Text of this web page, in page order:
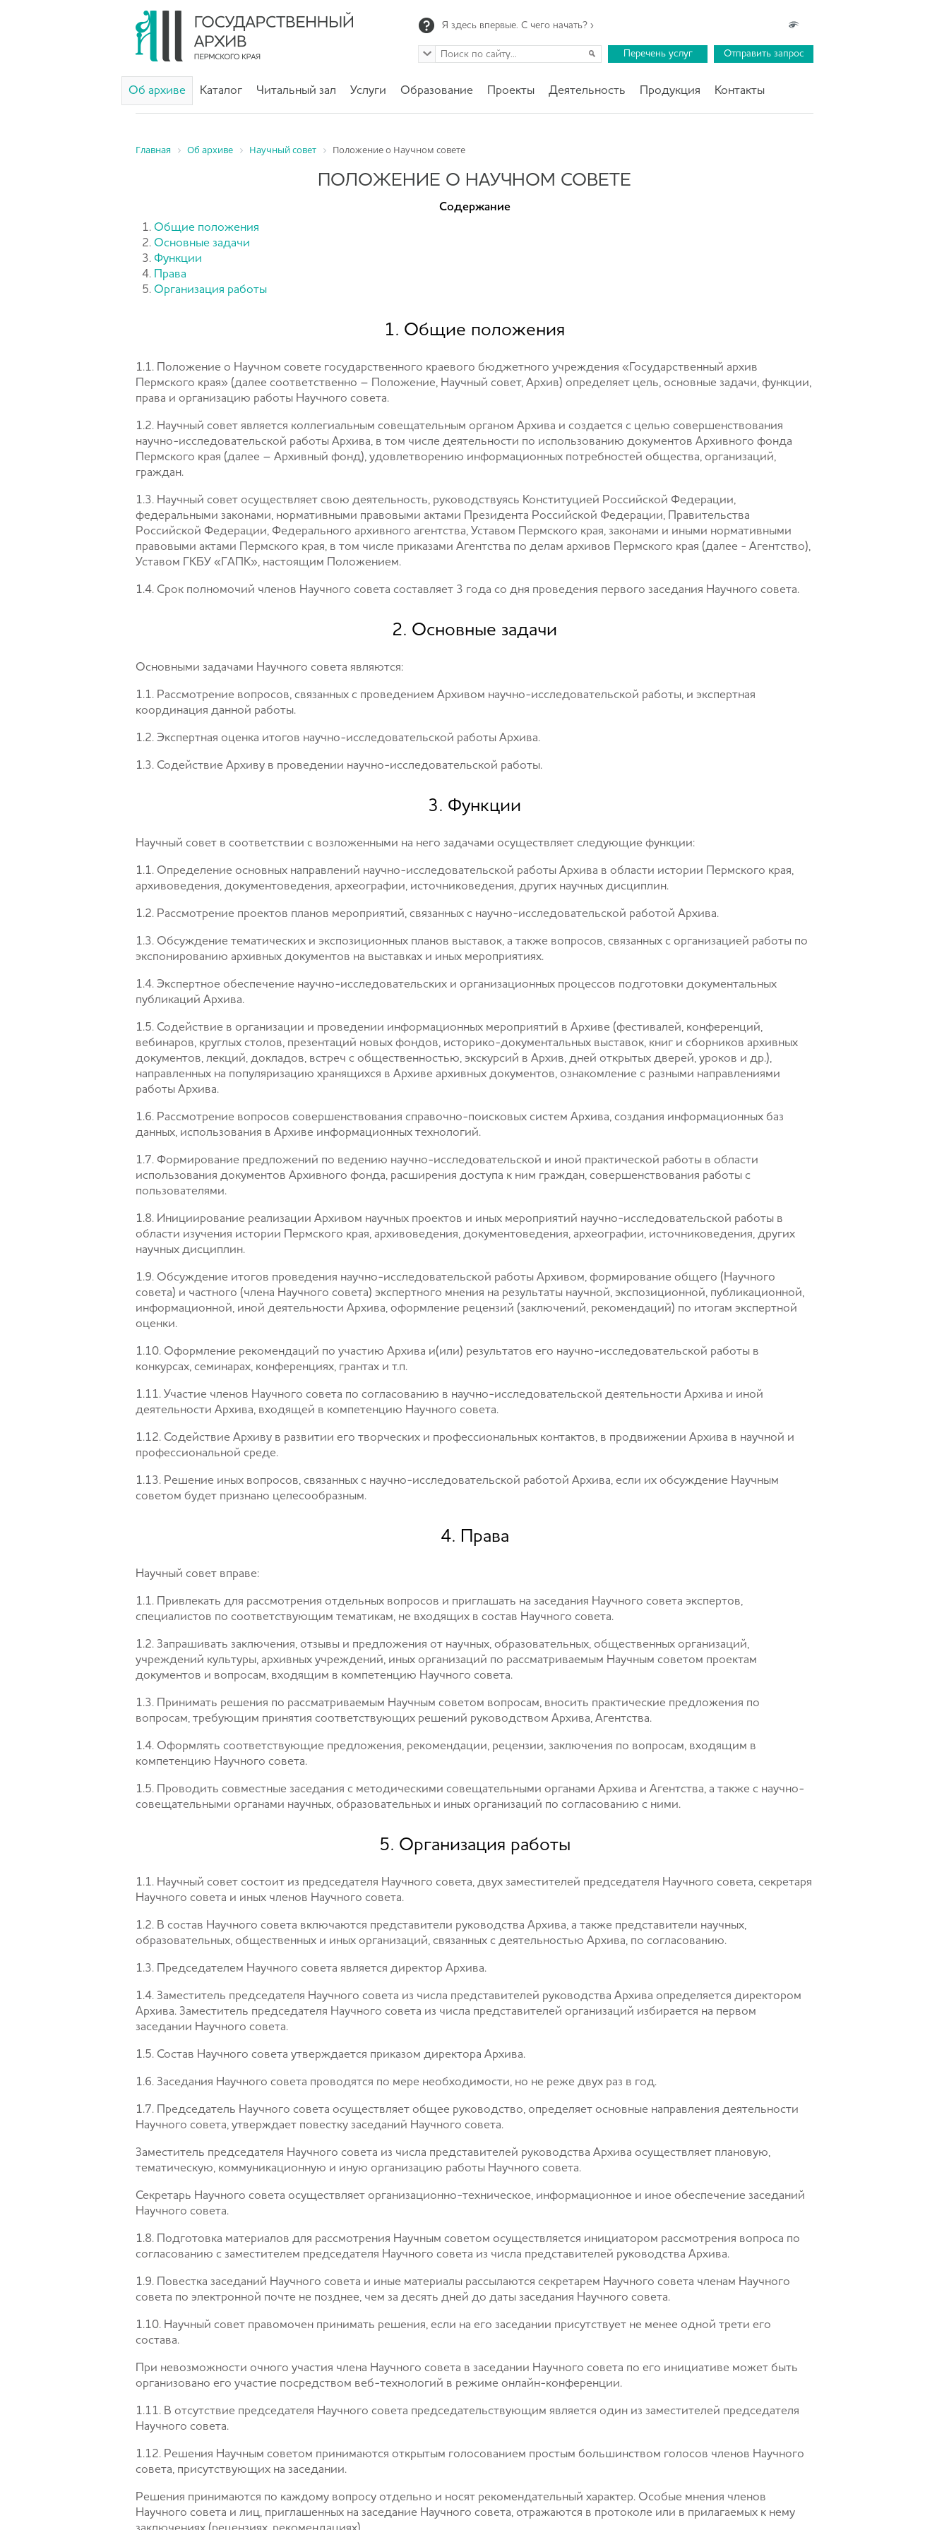
Я здесь впервые. С чего начать? ›
Перечень услуг Отправить запрос
Об архиве Каталог Читальный зал Услуги Образование Проекты Деятельность Продукция Контакты
Главная Об архиве Научный совет Положение о Научном совете
ПОЛОЖЕНИЕ О НАУЧНОМ СОВЕТЕ
Содержание
Общие положения
Основные задачи
Функции
Права
Организация работы
1. Общие положения
1.1. Положение о Научном совете государственного краевого бюджетного учреждения «Государственный архив
Пермского края» (далее соответственно – Положение, Научный совет, Архив) определяет цель, основные задачи, функции,
права и организацию работы Научного совета.
1.2. Научный совет является коллегиальным совещательным органом Архива и создается с целью совершенствования
научно-исследовательской работы Архива, в том числе деятельности по использованию документов Архивного фонда
Пермского края (далее – Архивный фонд), удовлетворению информационных потребностей общества, организаций,
граждан.
1.3. Научный совет осуществляет свою деятельность, руководствуясь Конституцией Российской Федерации,
федеральными законами, нормативными правовыми актами Президента Российской Федерации, Правительства
Российской Федерации, Федерального архивного агентства, Уставом Пермского края, законами и иными нормативными
правовыми актами Пермского края, в том числе приказами Агентства по делам архивов Пермского края (далее - Агентство),
Уставом ГКБУ «ГАПК», настоящим Положением.
1.4. Срок полномочий членов Научного совета составляет 3 года со дня проведения первого заседания Научного совета.
2. Основные задачи
Основными задачами Научного совета являются:
1.1. Рассмотрение вопросов, связанных с проведением Архивом научно-исследовательской работы, и экспертная
координация данной работы.
1.2. Экспертная оценка итогов научно-исследовательской работы Архива.
1.3. Содействие Архиву в проведении научно-исследовательской работы.
3. Функции
Научный совет в соответствии с возложенными на него задачами осуществляет следующие функции:
1.1. Определение основных направлений научно-исследовательской работы Архива в области истории Пермского края,
архивоведения, документоведения, археографии, источниковедения, других научных дисциплин.
1.2. Рассмотрение проектов планов мероприятий, связанных с научно-исследовательской работой Архива.
1.3. Обсуждение тематических и экспозиционных планов выставок, а также вопросов, связанных с организацией работы по
экспонированию архивных документов на выставках и иных мероприятиях.
1.4. Экспертное обеспечение научно-исследовательских и организационных процессов подготовки документальных
публикаций Архива.
1.5. Содействие в организации и проведении информационных мероприятий в Архиве (фестивалей, конференций,
вебинаров, круглых столов, презентаций новых фондов, историко-документальных выставок, книг и сборников архивных
документов, лекций, докладов, встреч с общественностью, экскурсий в Архив, дней открытых дверей, уроков и др.),
направленных на популяризацию хранящихся в Архиве архивных документов, ознакомление с разными направлениями
работы Архива.
1.6. Рассмотрение вопросов совершенствования справочно-поисковых систем Архива, создания информационных баз
данных, использования в Архиве информационных технологий.
1.7. Формирование предложений по ведению научно-исследовательской и иной практической работы в области
использования документов Архивного фонда, расширения доступа к ним граждан, совершенствования работы с
пользователями.
1.8. Инициирование реализации Архивом научных проектов и иных мероприятий научно-исследовательской работы в
области изучения истории Пермского края, архивоведения, документоведения, археографии, источниковедения, других
научных дисциплин.
1.9. Обсуждение итогов проведения научно-исследовательской работы Архивом, формирование общего (Научного
совета) и частного (члена Научного совета) экспертного мнения на результаты научной, экспозиционной, публикационной,
информационной, иной деятельности Архива, оформление рецензий (заключений, рекомендаций) по итогам экспертной
оценки.
1.10. Оформление рекомендаций по участию Архива и(или) результатов его научно-исследовательской работы в
конкурсах, семинарах, конференциях, грантах и т.п.
1.11. Участие членов Научного совета по согласованию в научно-исследовательской деятельности Архива и иной
деятельности Архива, входящей в компетенцию Научного совета.
1.12. Содействие Архиву в развитии его творческих и профессиональных контактов, в продвижении Архива в научной и
профессиональной среде.
1.13. Решение иных вопросов, связанных с научно-исследовательской работой Архива, если их обсуждение Научным
советом будет признано целесообразным.
4. Права
Научный совет вправе:
1.1. Привлекать для рассмотрения отдельных вопросов и приглашать на заседания Научного совета экспертов,
специалистов по соответствующим тематикам, не входящих в состав Научного совета.
1.2. Запрашивать заключения, отзывы и предложения от научных, образовательных, общественных организаций,
учреждений культуры, архивных учреждений, иных организаций по рассматриваемым Научным советом проектам
документов и вопросам, входящим в компетенцию Научного совета.
1.3. Принимать решения по рассматриваемым Научным советом вопросам, вносить практические предложения по
вопросам, требующим принятия соответствующих решений руководством Архива, Агентства.
1.4. Оформлять соответствующие предложения, рекомендации, рецензии, заключения по вопросам, входящим в
компетенцию Научного совета.
1.5. Проводить совместные заседания с методическими совещательными органами Архива и Агентства, а также с научно-
совещательными органами научных, образовательных и иных организаций по согласованию с ними.
5. Организация работы
1.1. Научный совет состоит из председателя Научного совета, двух заместителей председателя Научного совета, секретаря
Научного совета и иных членов Научного совета.
1.2. В состав Научного совета включаются представители руководства Архива, а также представители научных,
образовательных, общественных и иных организаций, связанных с деятельностью Архива, по согласованию.
1.3. Председателем Научного совета является директор Архива.
1.4. Заместитель председателя Научного совета из числа представителей руководства Архива определяется директором
Архива. Заместитель председателя Научного совета из числа представителей организаций избирается на первом
заседании Научного совета.
1.5. Состав Научного совета утверждается приказом директора Архива.
1.6. Заседания Научного совета проводятся по мере необходимости, но не реже двух раз в год.
1.7. Председатель Научного совета осуществляет общее руководство, определяет основные направления деятельности
Научного совета, утверждает повестку заседаний Научного совета.
Заместитель председателя Научного совета из числа представителей руководства Архива осуществляет плановую,
тематическую, коммуникационную и иную организацию работы Научного совета.
Секретарь Научного совета осуществляет организационно-техническое, информационное и иное обеспечение заседаний
Научного совета.
1.8. Подготовка материалов для рассмотрения Научным советом осуществляется инициатором рассмотрения вопроса по
согласованию с заместителем председателя Научного совета из числа представителей руководства Архива.
1.9. Повестка заседаний Научного совета и иные материалы рассылаются секретарем Научного совета членам Научного
совета по электронной почте не позднее, чем за десять дней до даты заседания Научного совета.
1.10. Научный совет правомочен принимать решения, если на его заседании присутствует не менее одной трети его
состава.
При невозможности очного участия члена Научного совета в заседании Научного совета по его инициативе может быть
организовано его участие посредством веб-технологий в режиме онлайн-конференции.
1.11. В отсутствие председателя Научного совета председательствующим является один из заместителей председателя
Научного совета.
1.12. Решения Научным советом принимаются открытым голосованием простым большинством голосов членов Научного
совета, присутствующих на заседании.
Решения принимаются по каждому вопросу отдельно и носят рекомендательный характер. Особые мнения членов
Научного совета и лиц, приглашенных на заседание Научного совета, отражаются в протоколе или в прилагаемых к нему